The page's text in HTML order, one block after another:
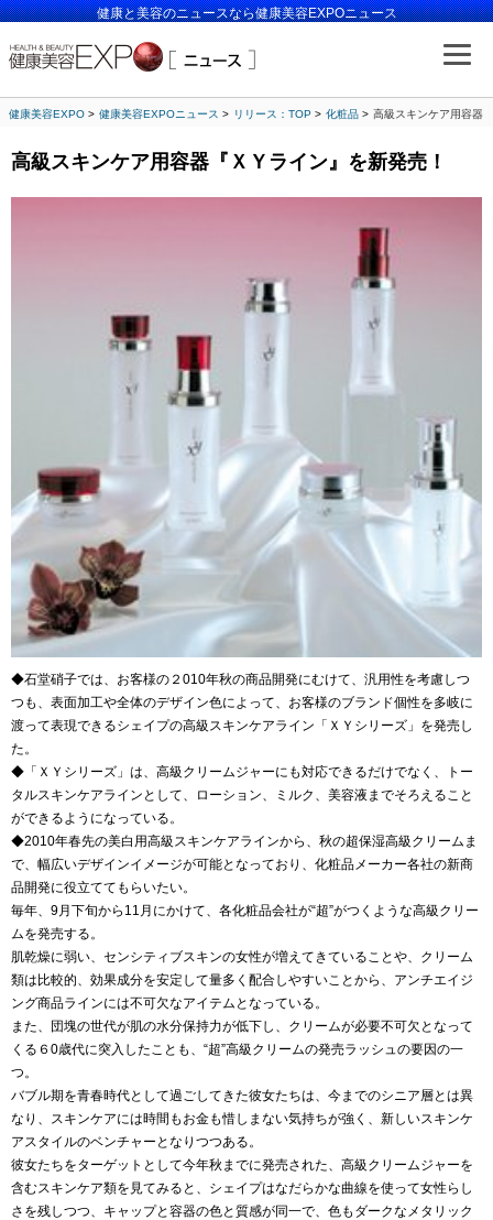
健康と美容のニュースなら健康美容EXPOニュース
健康美容EXPO 健康美容EXPOニュース リリース：TOP 化粧品 高級スキンケア用容器
高級スキンケア用容器『ＸＹライン』を新発売！
◆石堂硝子では、お客様の２010年秋の商品開発にむけて、汎用性を考慮しつ
つも、表面加工や全体のデザイン色によって、お客様のブランド個性を多岐に
渡って表現できるシェイプの高級スキンケアライン「ＸＹシリーズ」を発売し
た。
◆「ＸＹシリーズ」は、高級クリームジャーにも対応できるだけでなく、トー
タルスキンケアラインとして、ローション、ミルク、美容液までそろえること
ができるようになっている。
◆2010年春先の美白用高級スキンケアラインから、秋の超保湿高級クリームま
で、幅広いデザインイメージが可能となっており、化粧品メーカー各社の新商
品開発に役立ててもらいたい。
毎年、9月下旬から11月にかけて、各化粧品会社が“超”がつくような高級クリー
ムを発売する。
肌乾燥に弱い、センシティブスキンの女性が増えてきていることや、クリーム
類は比較的、効果成分を安定して量多く配合しやすいことから、アンチエイジ
ング商品ラインには不可欠なアイテムとなっている。
また、団塊の世代が肌の水分保持力が低下し、クリームが必要不可欠となって
くる６0歳代に突入したことも、“超”高級クリームの発売ラッシュの要因の一
つ。
バブル期を青春時代として過ごしてきた彼女たちは、今までのシニア層とは異
なり、スキンケアには時間もお金も惜しまない気持ちが強く、新しいスキンケ
アスタイルのベンチャーとなりつつある。
彼女たちをターゲットとして今年秋までに発売された、高級クリームジャーを
含むスキンケア類を見てみると、シェイプはなだらかな曲線を使って女性らし
さを残しつつ、キャップと容器の色と質感が同一で、色もダークなメタリック